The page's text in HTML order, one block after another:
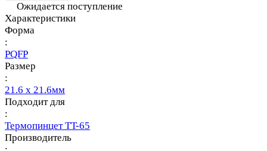
Ожидается поступление
Характеристики
Форма
:
PQFP
Размер
:
21.6 х 21.6мм
Подходит для
:
Термопинцет TT-65
Производитель